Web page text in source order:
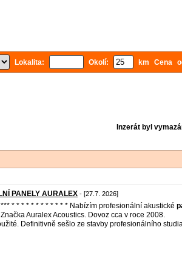
Lokalita: Okolí: km Cena
Inzerát byl
PANELY AURALEX - [27.7. 2026]
* * * * * * * * * * * * Nabízím profesionální akustické
Auralex Acoustics. Dovoz cca v roce 2008.
Definitivně sešlo ze stavby profesionálního